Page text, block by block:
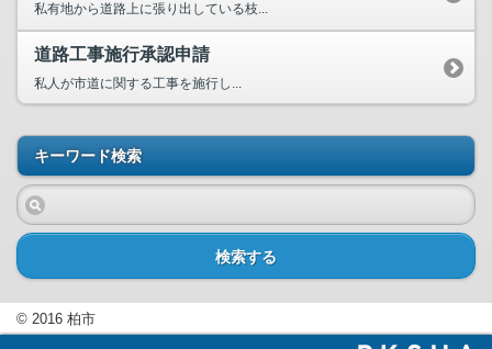
私有地から道路上に張り出している枝...
道路工事施行承認申請
私人が市道に関する工事を施行し...
キーワード検索
検索する
© 2016 柏市